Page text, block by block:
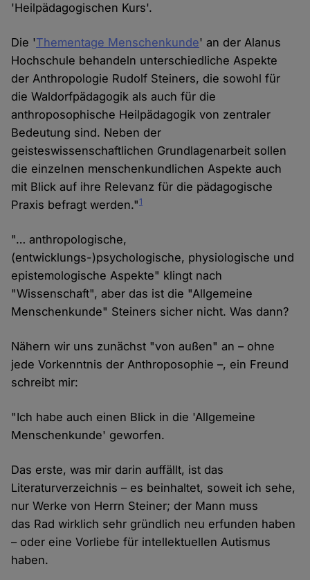
'Heilpädagogischen Kurs'.
Die 'Thementage Menschenkunde' an der Alanus
Hochschule behandeln unterschiedliche Aspekte
der Anthropologie Rudolf Steiners, die sowohl für
die Waldorfpädagogik als auch für die
anthroposophische Heilpädagogik von zentraler
Bedeutung sind. Neben der
geisteswissenschaftlichen Grundlagenarbeit sollen
die einzelnen menschenkundlichen Aspekte auch
mit Blick auf ihre Relevanz für die pädagogische
Praxis befragt werden."1
"… anthropologische,
(entwicklungs-)psychologische, physiologische und
epistemologische Aspekte" klingt nach
"Wissenschaft", aber das ist die "Allgemeine
Menschenkunde" Steiners sicher nicht. Was dann?
Nähern wir uns zunächst "von außen" an – ohne
jede Vorkenntnis der Anthroposophie –, ein Freund
schreibt mir:
"Ich habe auch einen Blick in die 'Allgemeine
Menschenkunde' geworfen.
Das erste, was mir darin auffällt, ist das
Literaturverzeichnis – es beinhaltet, soweit ich sehe,
nur Werke von Herrn Steiner; der Mann muss
das Rad wirklich sehr gründlich neu erfunden haben
– oder eine Vorliebe für intellektuellen Autismus
haben.